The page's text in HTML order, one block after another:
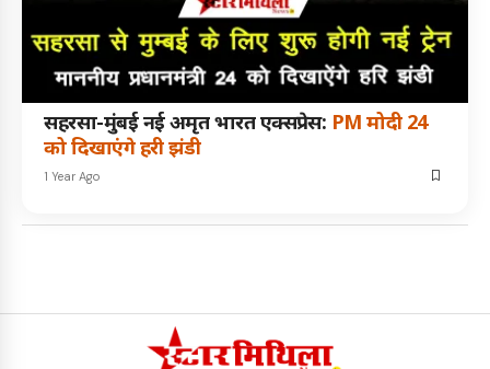
सहरसा-मुंबई नई अमृत भारत एक्सप्रेस: PM मोदी 24
को दिखाएंगे हरी झंडी
1 Year Ago